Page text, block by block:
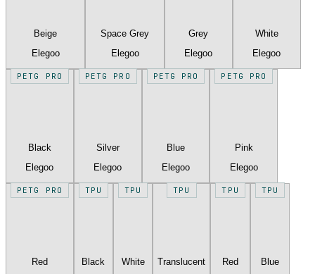
Beige
Elegoo
Space Grey
Elegoo
Grey
Elegoo
White
Elegoo
PETG PRO
Black
Elegoo
PETG PRO
Silver
Elegoo
PETG PRO
Blue
Elegoo
PETG PRO
Pink
Elegoo
PETG PRO
Red
TPU
Black
TPU
White
TPU
Translucent
TPU
Red
TPU
Blue